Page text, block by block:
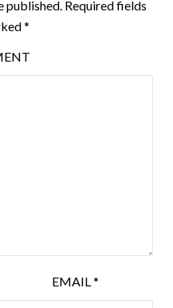
published. Required fields
*
EMAIL *